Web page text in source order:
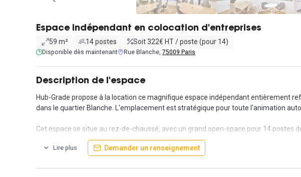
Espace indépendant en colocation d'entreprises
59 m² 14 postes Soit 322€ HT / poste (pour 14)
Disponible dès maintenant Rue Blanche, 75009 Paris
Description de l'espace
Hub-Grade propose à la location ce magnifique espace indépendant entièrement
dans le quartier Blanche. L'emplacement est stratégique pour toute l'animation
Cet espace se situe au rez-de-chaussé, avec un grand open-space pour 14 postes
one, la seconde avec 8 places assises, et entièrement équipée avec TV pour les
pour augmenter le nombre de poste de travail.
Une cuisine équipée est également sur place pour les déjeuners, avec machine à
Lire plus Demander un renseignement